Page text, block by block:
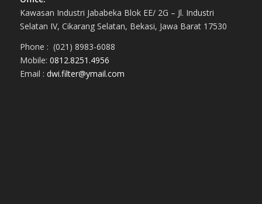
Kawasan Industri Jababeka Blok EE/ 2G – Jl. Industri
Selatan IV, Cikarang Selatan, Bekasi, Jawa Barat 17530
Phone : (021) 8983-6088
Mobile: 0812.8251.4956
Email : dwi.filter@ymail.com